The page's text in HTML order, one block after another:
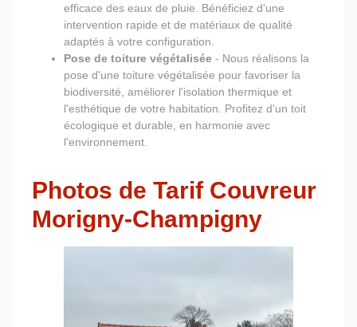
efficace des eaux de pluie. Bénéficiez d'une
intervention rapide et de matériaux de qualité
adaptés à votre configuration.
Pose de toiture végétalisée - Nous réalisons la
pose d'une toiture végétalisée pour favoriser la
biodiversité, améliorer l'isolation thermique et
l'esthétique de votre habitation. Profitez d'un toit
écologique et durable, en harmonie avec
l'environnement.
Photos de Tarif Couvreur
Morigny-Champigny